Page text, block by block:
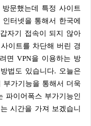
문했는데 특정 사이트
터넷을 통해서 한국에
자기 접속이 되지 않아
이트를 차단해 버린 경
면 VPN을 이용하는 방
법도 있습니다. 오늘은
가기능을 통해서 더욱
파이어폭스 부가기능인
시간을 가져 보겠습니